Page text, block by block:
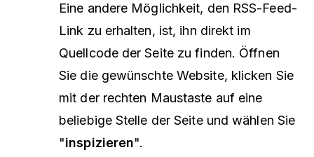
Eine andere Möglichkeit, den RSS-Feed-
Link zu erhalten, ist, ihn direkt im
Quellcode der Seite zu finden. Öffnen
Sie die gewünschte Website, klicken Sie
mit der rechten Maustaste auf eine
beliebige Stelle der Seite und wählen Sie
"inspizieren".